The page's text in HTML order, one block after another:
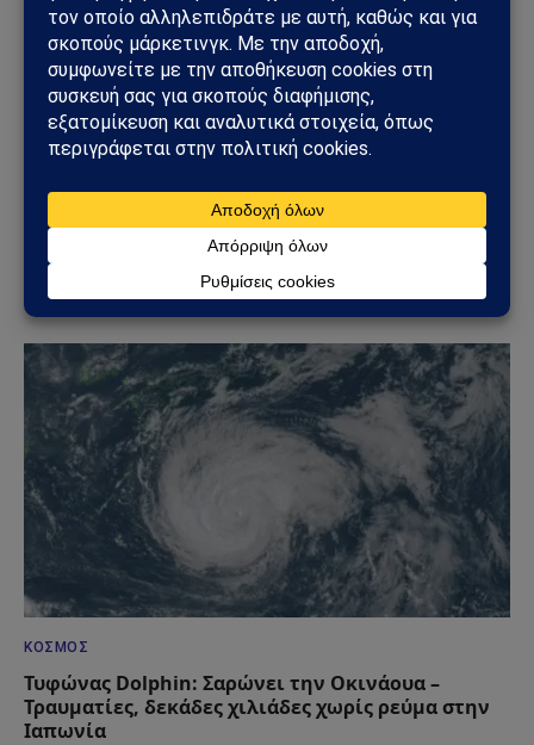
Άντονι Φάουτσι: Στο Υπουργείο Δικαιοσύνης η
υπόθεσή του – Τι πραγματικά συμβαίνει στις ΗΠΑ
09/08/2026
ΚΌΣΜΟΣ
Τυφώνας Dolphin: Σαρώνει την Οκινάουα –
Τραυματίες, δεκάδες χιλιάδες χωρίς ρεύμα στην
Ιαπωνία